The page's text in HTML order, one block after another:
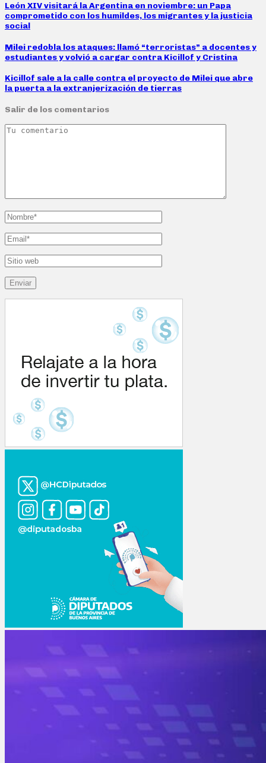
León XIV visitará la Argentina en noviembre: un Papa
comprometido con los humildes, los migrantes y la justicia
social
Milei redobla los ataques: llamó “terroristas” a docentes y
estudiantes y volvió a cargar contra Kicillof y Cristina
Kicillof sale a la calle contra el proyecto de Milei que abre
la puerta a la extranjerización de tierras
Salir de los comentarios